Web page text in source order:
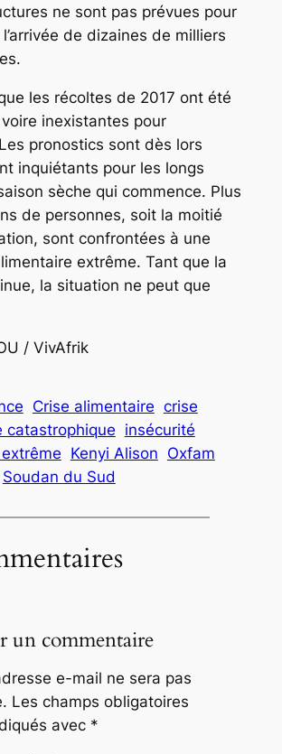
ne sont pas prévues pour
de dizaines de milliers
les récoltes de 2017 ont été
inexistantes pour
pronostics sont dès lors
inquiétants pour les longs
sèche qui commence. Plus
de personnes, soit la moitié
sont confrontées à une
extrême. Tant que la
la situation ne peut que
/ VivAfrik
Crise alimentaire crise
catastrophique insécurité
Kenyi Alison Oxfam
Soudan du Sud
un commentaire
e-mail ne sera pas
Les champs obligatoires
avec *